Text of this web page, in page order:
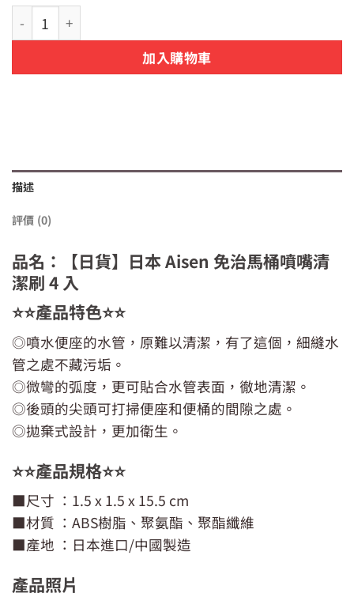
【日貨】日本 Aisen 免治馬桶噴嘴清潔刷 4 入 | 清除隙縫不
加入購物車
描述
評價 (0)
品名：【日貨】日本 Aisen 免治馬桶噴嘴清
潔刷 4 入
⭐️⭐️產品特色⭐️⭐️
◎噴水便座的水管，原難以清潔，有了這個，細縫水
管之處不藏污垢。
◎微彎的弧度，更可貼合水管表面，徹地清潔。
◎後頭的尖頭可打掃便座和便桶的間隙之處。
◎拋棄式設計，更加衛生。
⭐️⭐️產品規格⭐️⭐️
■尺寸 ：1.5 x 1.5 x 15.5 cm
■材質 ：ABS樹脂、聚氨酯、聚酯纖維
■產地 ：日本進口/中國製造
產品照片